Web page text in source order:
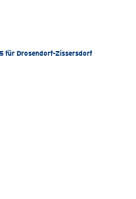
für Drosendorf-Zissersdorf